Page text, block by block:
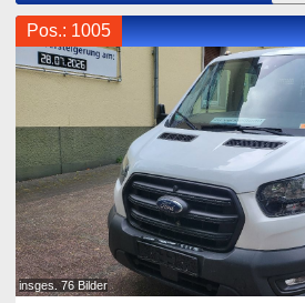
Pos.: 1005
insges. 76 Bilder